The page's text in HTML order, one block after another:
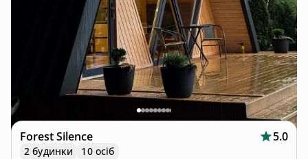
Forest Silence 5.0
2 будинки
10 осіб